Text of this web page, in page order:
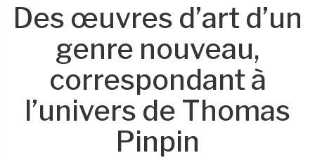
Des œuvres d’art d’un
genre nouveau,
correspondant à
l’univers de Thomas
Pinpin